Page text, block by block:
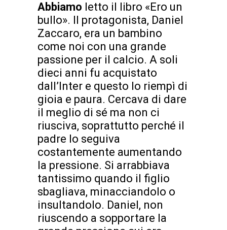
Abbiamo letto il libro «Ero un
bullo». Il protagonista, Daniel
Zaccaro, era un bambino
come noi con una grande
passione per il calcio. A soli
dieci anni fu acquistato
dall’Inter e questo lo riempì di
gioia e paura. Cercava di dare
il meglio di sé ma non ci
riusciva, soprattutto perché il
padre lo seguiva
costantemente aumentando
la pressione. Si arrabbiava
tantissimo quando il figlio
sbagliava, minacciandolo o
insultandolo. Daniel, non
riuscendo a sopportare la